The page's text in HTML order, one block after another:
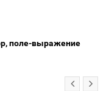
поле-выражение